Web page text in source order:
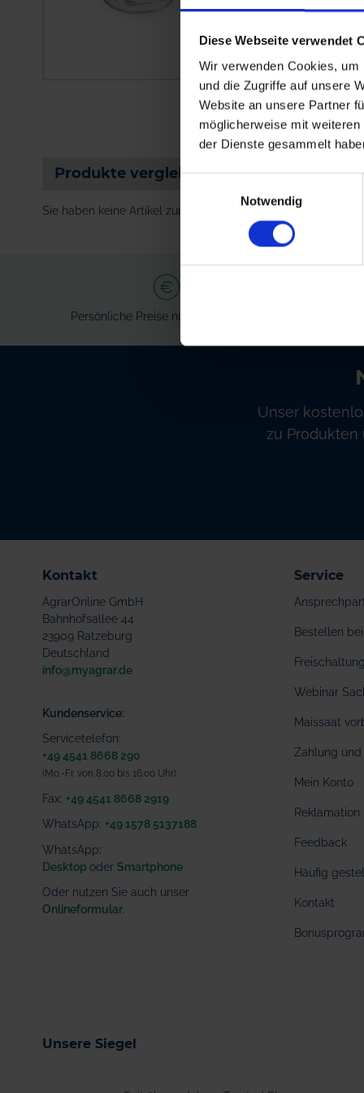
Diese Webseite verwendet
Wir verwenden Cookies,
und die Zugriffe auf unsere
Website an unsere Partner
möglicherweise mit
der Dienste gesammelt
Einwilligungsauswahl
Notwendig
Insektizid gegen
Schneller
Produkte vergleichen
Sie haben keine Artikel zum Vergleichen.
Persönliche Preise nach Anmeldung
Unser
zu
Kontakt
AgrarOnline GmbH
Bahnhofsallee 44
23909 Ratzeburg
Deutschland
info@myagrar.de
Kundenservice:
Servicetelefon:
+49 4541 8668 290
(Mo.-Fr. von 8.00 bis 16.00 Uhr)
Fax: +49 4541 8668 2919
WhatsApp: +49 1578 5137188
WhatsApp:
Desktop oder Smartphone
Oder nutzen Sie auch unser
Onlineformular
Service
Bestellen
Webinar
Maissaat
Zahlung
Mein Konto
Reklamation
Feedback
Häufig
Kontakt
Unsere Siegel